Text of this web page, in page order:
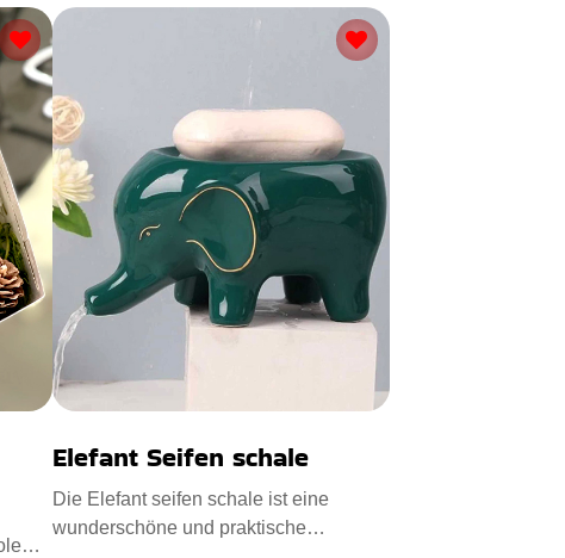
Elefant Seifen schale
Die Elefant seifen schale ist eine
wunderschöne und praktische